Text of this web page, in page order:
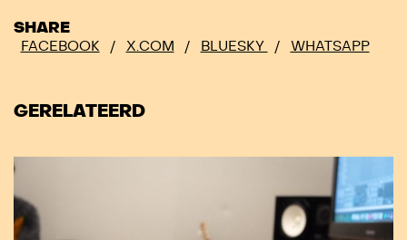
SHARE
FACEBOOK / X.COM / BLUESKY / WHATSAPP
GERELATEERD